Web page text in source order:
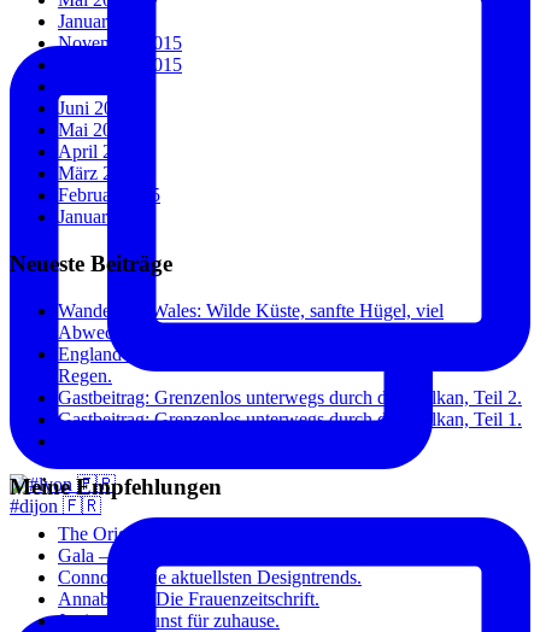
#dijon 🇫🇷
Januar 2016
November 2015
September 2015
Juni 2015
Mai 2015
April 2015
März 2015
Februar 2015
Januar 2015
Neueste Beiträge
Wandern in Wales: Wilde Küste, sanfte Hügel, viel
Abwechslung.
England und Wales: Städte, Küste und überraschend wenig
Regen.
Gastbeitrag: Grenzenlos unterwegs durch den Balkan, Teil 2.
Gastbeitrag: Grenzenlos unterwegs durch den Balkan, Teil 1.
Meine Empfehlungen
The Original Dish – Inspirierende Kochrezepte.
Gala – Stars und Fashion.
Connox – Die aktuellsten Designtrends.
Annabelle – Die Frauenzeitschrift.
Junique – Kunst für zuhause.